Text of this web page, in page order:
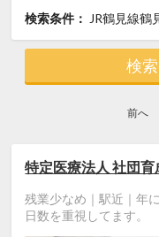
検索条件： JR鶴見線鶴
検
前へ
特定医療法人 社団
残業少なめ｜駅近｜年
日数を重視してます。